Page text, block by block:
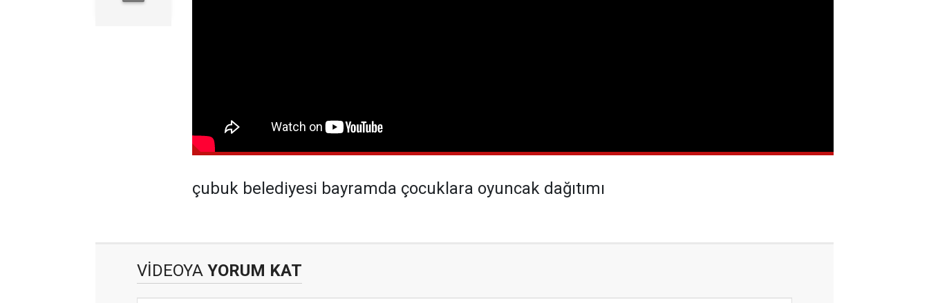
çubuk belediyesi bayramda çocuklara oyuncak dağıtımı
VİDEOYA YORUM KAT